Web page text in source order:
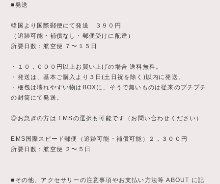
■発送
韓国より国際郵便にて発送 ３９０円
（追跡可能・補償なし・郵便受けに配達）
所要日数：航空便 ７〜１５日
・１０，０００円以上お買い上げの場合 送料無料。
・発送は、基本ご購入より３日(土日祝を除く)以内に発送。
・梱包は壊れやすい物はBOXに、そうで無いものは従来のプチプチ
の封筒にて発送。
◎お急ぎの方は EMSの選択も可能です（お問い合わせください）
EMS国際スピード郵便（追跡可能・補償可能）２，３００円
所要日数：航空便 ２〜５日
■その他、アクセサリーの注意事項やお支払い方法等 ABOUT に記